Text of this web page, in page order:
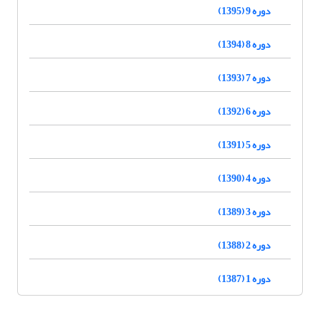
دوره 9 (1395)
دوره 8 (1394)
دوره 7 (1393)
دوره 6 (1392)
دوره 5 (1391)
دوره 4 (1390)
دوره 3 (1389)
دوره 2 (1388)
دوره 1 (1387)